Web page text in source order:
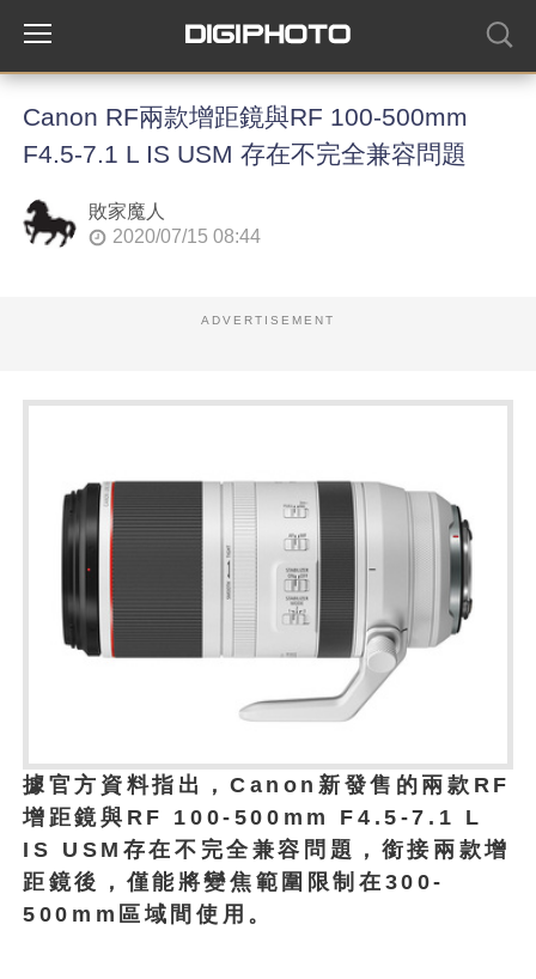
Canon RF兩款增距鏡與RF 100-500mm
F4.5-7.1 L IS USM 存在不完全兼容問題
敗家魔人
2020/07/15 08:44
ADVERTISEMENT
據官方資料指出，Canon新發售的兩款RF
增距鏡與RF 100-500mm F4.5-7.1 L
IS USM存在不完全兼容問題，銜接兩款增
距鏡後，僅能將變焦範圍限制在300-
500mm區域間使用。